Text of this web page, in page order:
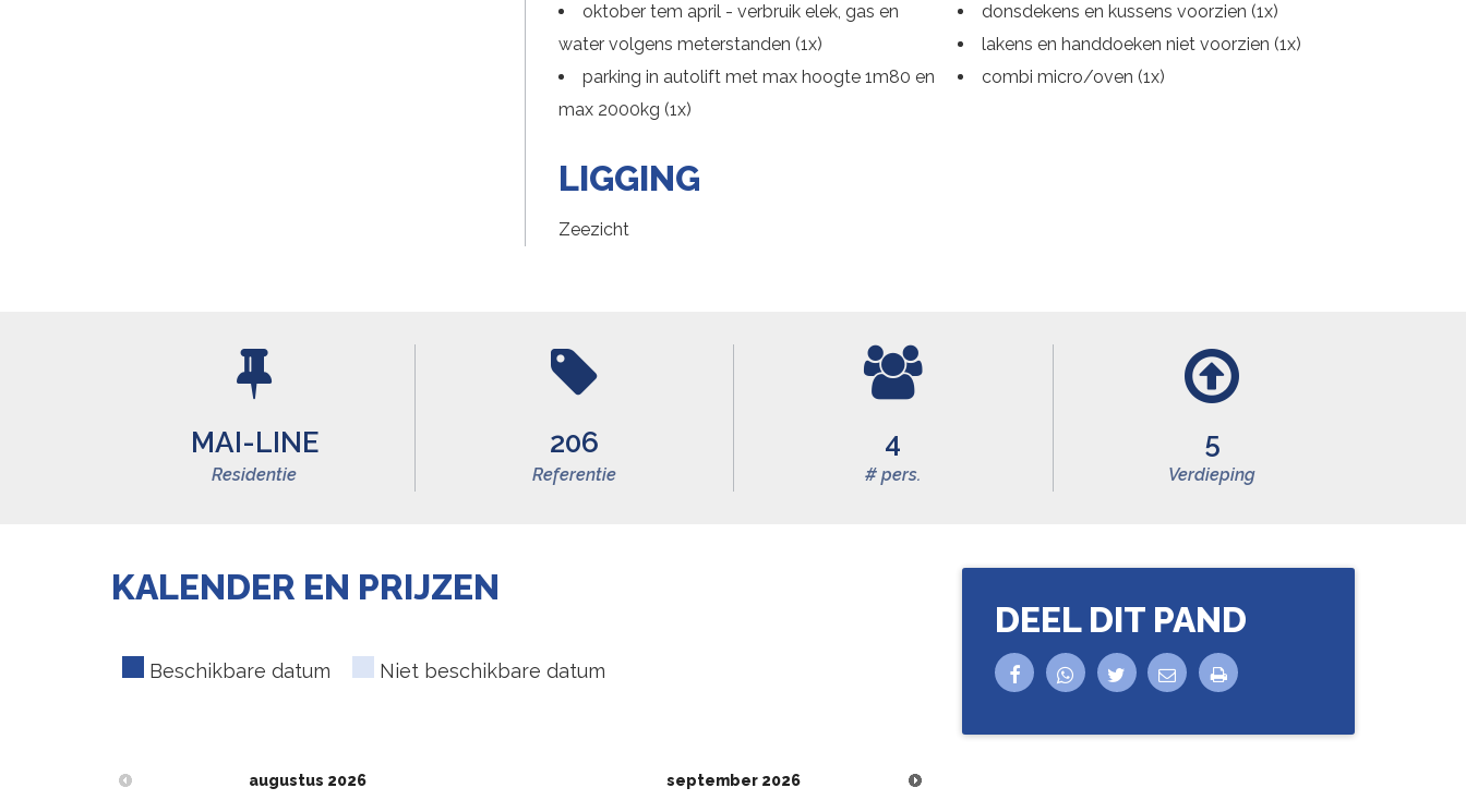
oktober tem april - verbruik elek, gas en
water volgens meterstanden (1x)
parking in autolift met max hoogte 1m80 en
max 2000kg (1x)
donsdekens en kussens voorzien (1x)
lakens en handdoeken niet voorzien (1x)
combi micro/oven (1x)
LIGGING
Zeezicht
MAI-LINE
Residentie
206
Referentie
4
# pers.
5
Verdieping
KALENDER EN PRIJZEN
Beschikbare datum Niet beschikbare datum
augustus 2026 september 2026
DEEL DIT PAND